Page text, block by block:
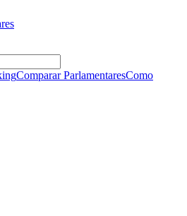
Comparar ParlamentaresComo